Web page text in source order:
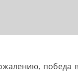
победа